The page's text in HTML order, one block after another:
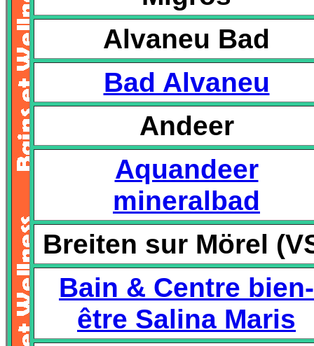
Alvaneu Bad
Bad Alvaneu
Andeer
Aquandeer
mineralbad
Breiten sur Mörel
Bain & Centre bien-
être Salina Maris